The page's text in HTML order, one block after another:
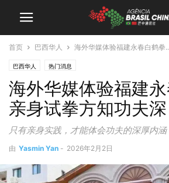
首页 巴西华人 海外华媒体验福建永春白鹤拳
巴西华人 热门消息
海外华媒体验福建
亲身试拳方知功夫深
只有亲身实践，才能体会功夫的深厚内涵
由 Yasmin Yan - 2026年2月2日